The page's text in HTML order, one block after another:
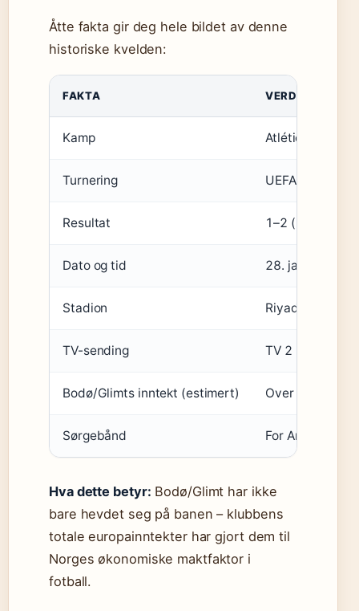
Åtte fakta gir deg hele bildet av denne
historiske kvelden:
FAKTA VERDI
Kamp Atlético Madrid
Turnering UEFA
Resultat 1–2 (Bodø/
Dato og tid 28. januar
Stadion Riyadh Air
TV-sending TV 2 Play, Strim
Bodø/Glimts inntekt (estimert) Over 200
Sørgebånd For Arild Berg
Hva dette betyr: Bodø/Glimt har ikke
bare hevdet seg på banen – klubbens
totale europainntekter har gjort dem til
Norges økonomiske maktfaktor i
fotball.